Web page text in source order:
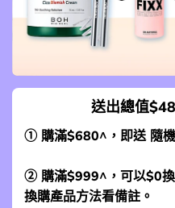
送出總值
① 購滿$680^，即送 隨機
② 購滿$999^，可以$0
換購產品方法看備註。